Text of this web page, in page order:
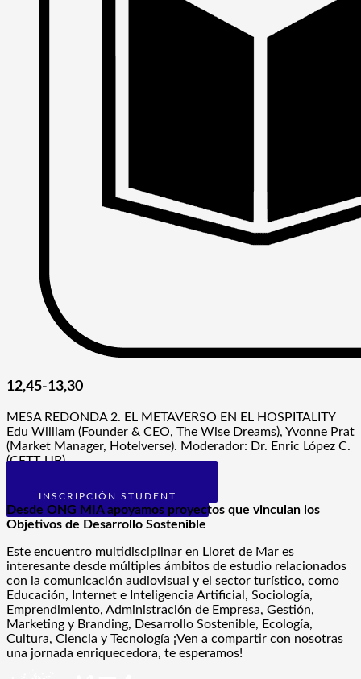
12,45-13,30
MESA REDONDA 2. EL METAVERSO EN EL HOSPITALITY
Edu William (Founder & CEO, The Wise Dreams), Yvonne Prat
(Market Manager, Hotelverse). Moderador: Dr. Enric López C.
(CETT-UB)
INSCRIPCIÓN STUDENT
Desde ONG MIA apoyamos proyectos que vinculan los
Objetivos de Desarrollo Sostenible
Este encuentro multidisciplinar en Lloret de Mar es
interesante desde múltiples ámbitos de estudio relacionados
con la comunicación audiovisual y el sector turístico, como
Educación, Internet e Inteligencia Artificial, Sociología,
Emprendimiento, Administración de Empresa, Gestión,
Marketing y Branding, Desarrollo Sostenible, Ecología,
Cultura, Ciencia y Tecnología ¡Ven a compartir con nosotras
una jornada enriquecedora, te esperamos!